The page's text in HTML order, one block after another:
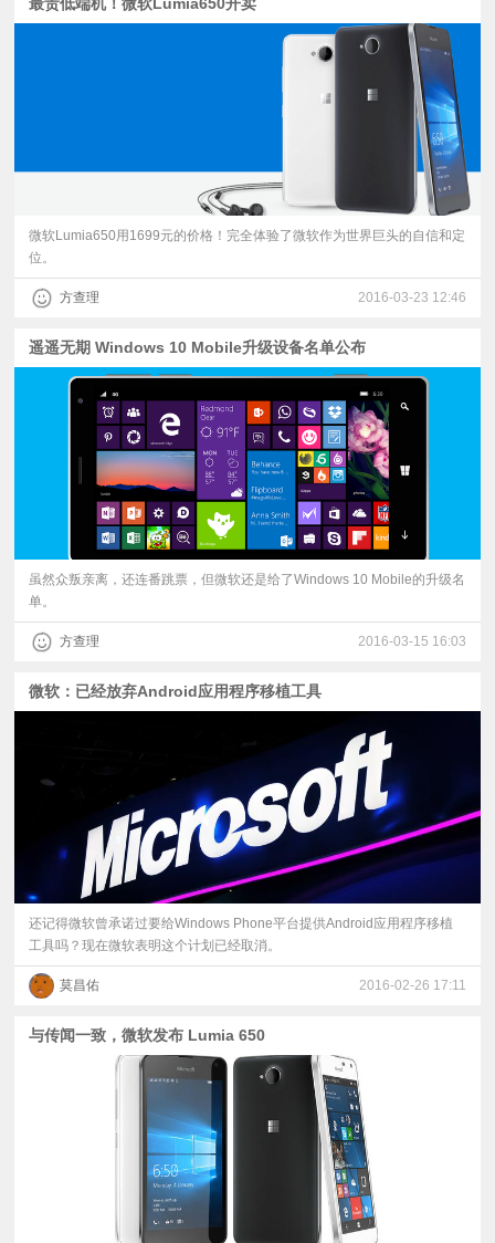
微软Lumia650用1699元的价格！完全体验了微软作为世界巨头的自信和定
位。
方查理 2016-03-23 12:46
遥遥无期 ​Windows 10 Mobile升级设备名单公布
虽然众叛亲离，还连番跳票，但微软还是给了Windows 10 Mobile的升级名
单。
方查理 2016-03-15 16:03
微软：已经放弃Android应用程序移植工具
还记得微软曾承诺过要给Windows Phone平台提供Android应用程序移植
工具吗？现在微软表明这个计划已经取消。
莫昌佑 2016-02-26 17:11
与传闻一致，微软发布 Lumia 650